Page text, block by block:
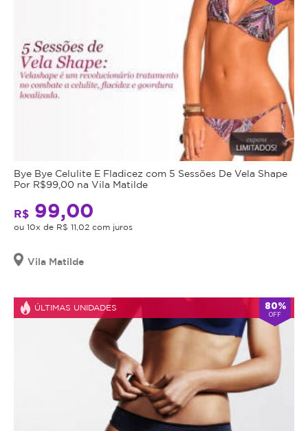
Bye Bye Celulite E Fladicez com 5 Sessões De Vela Shape
Por R$99,00 na Vila Matilde
R$ 99,00
ou 10x de R$ 11,02 com juros
Vila Matilde
ÚLTIMAS UNIDADES 80%
OFF